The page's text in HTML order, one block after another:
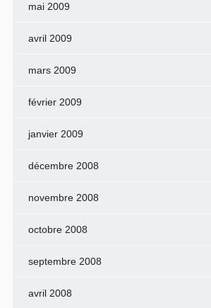
mai 2009
avril 2009
mars 2009
février 2009
janvier 2009
décembre 2008
novembre 2008
octobre 2008
septembre 2008
avril 2008